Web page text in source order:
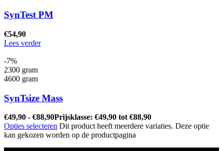
SynTest PM
€54,90
Lees verder
-7%
2300 gram
4600 gram
SynTsize Mass
€49,90 - €88,90Prijsklasse: €49,90 tot €88,90
Opties selecteren Dit product heeft meerdere variaties. Deze optie
kan gekozen worden op de productpagina